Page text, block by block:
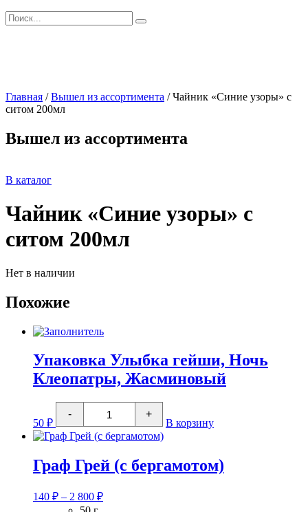
Искать:
Главная /Вышел из ассортимента /Чайник «Синие узоры» с
ситом 200мл
Вышел из ассортимента
В каталог
Чайник «Синие узоры» с
ситом 200мл
Нет в наличии
Похожие
Упаковка Улыбка гейши, Ночь
Клеопатры, Жасминовый
50 ₽
-
Количество
товара
Упаковка
Улыбка
Ночь
Клеопатры,
+
В корзину
Граф Грей (с бергамотом)
140 ₽ – 2 800 ₽Диапазон